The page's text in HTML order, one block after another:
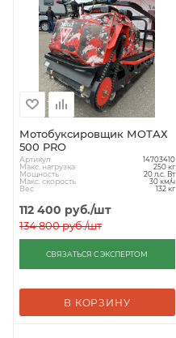
Мотобуксировщик МОТАХ
500 PRO
Артикул 14703410
Макс. нагрузка 250 кг
Мощность 20 л.с. Вт
Макс. скорость 30 км/ч
Вес 132 кг
112 400 руб./шт
134 800руб./шт
СВЯЗАТЬСЯ С ЭКСПЕРТОМ
В КОРЗИНУ